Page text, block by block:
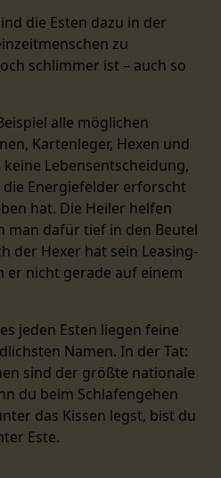
die Esten dazu in der
zu
schlimmer ist – auch so
alle möglichen
Kartenleger, Hexen und
Lebensentscheidung,
Energiefelder erforscht
hat. Die Heiler helfen
man dafür tief in den Beutel
der Hexer hat sein Leasing-
er nicht gerade auf einem
jeden Esten liegen feine
Namen. In der Tat:
sind der größte nationale
du beim Schlafengehen
das Kissen legst, bist du
Este.